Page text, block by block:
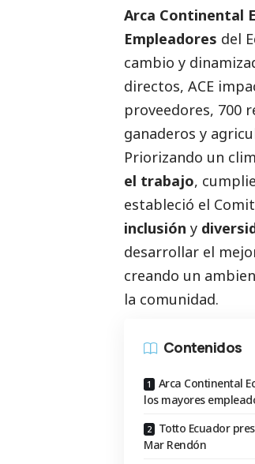
Arca Continental
Empleadores del
cambio y
directos, ACE
proveedores, 700
ganaderos y
Priorizando un
el trabajo,
estableció el
inclusión y
desarrollar el
creando un
la comunidad.
Contenidos
Arca Continental
los mayores
Totto Ecuador
Mar Rendón